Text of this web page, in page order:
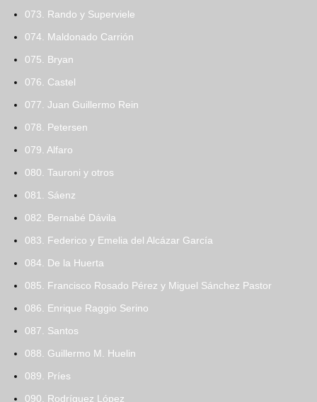
073. Rando y Superviele
074. Maldonado Carrión
075. Bryan
076. Castel
077. Juan Guillermo Rein
078. Petersen
079. Alfaro
080. Tauroni y otros
081. Sáenz
082. Bernabé Dávila
083. Federico y Emelia del Alcázar García
084. De la Huerta
085. Francisco Rosado Pérez y Miguel Sánchez Pastor
086. Enrique Raggio Serino
087. Santos
088. Guillermo M. Huelin
089. Príes
090. Rodríguez López